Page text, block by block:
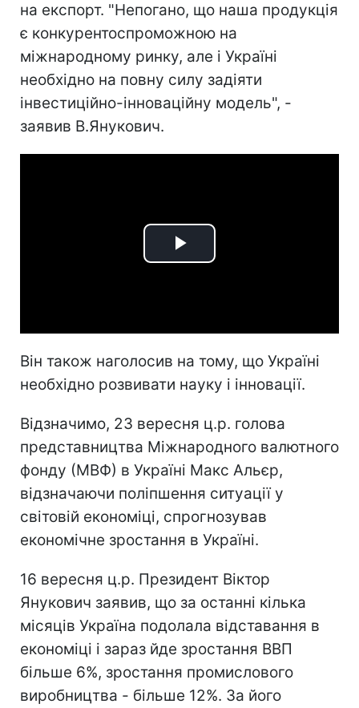
на експорт. "Непогано, що наша продукція
є конкурентоспроможною на
міжнародному ринку, але і Україні
необхідно на повну силу задіяти
інвестиційно-інноваційну модель", -
заявив В.Янукович.
Play
Він також наголосив на тому, що Україні
необхідно розвивати науку і інновації.
Відзначимо, 23 вересня ц.р. голова
представництва Міжнародного валютного
фонду (МВФ) в Україні Макс Альєр,
відзначаючи поліпшення ситуації у
світовій економіці, спрогнозував
економічне зростання в Україні.
16 вересня ц.р. Президент Віктор
Янукович заявив, що за останні кілька
місяців Україна подолала відставання в
економіці і зараз йде зростання ВВП
більше 6%, зростання промислового
виробництва - більше 12%. За його